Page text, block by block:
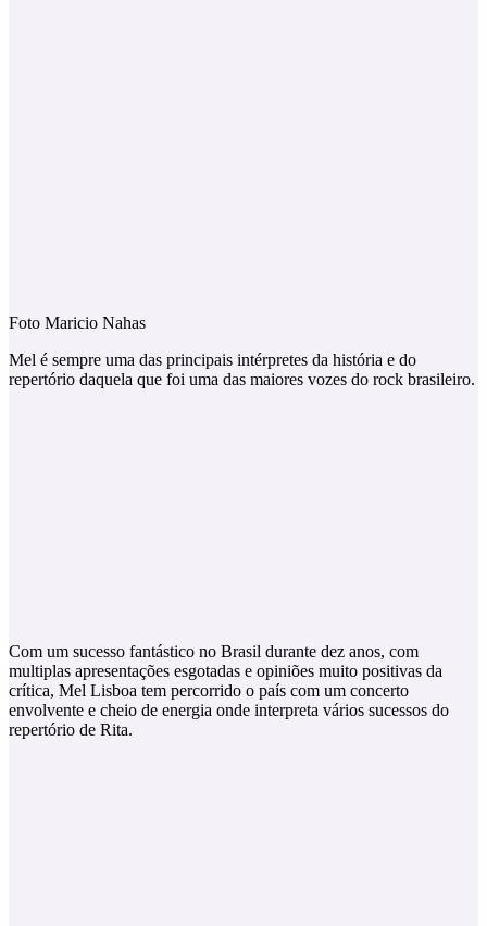
Foto Maricio Nahas
Mel é sempre uma das principais intérpretes da história e do
repertório daquela que foi uma das maiores vozes do rock brasileiro.
Com um sucesso fantástico no Brasil durante dez anos, com
multiplas apresentações esgotadas e opiniões muito positivas da
crítica, Mel Lisboa tem percorrido o país com um concerto
envolvente e cheio de energia onde interpreta vários sucessos do
repertório de Rita.